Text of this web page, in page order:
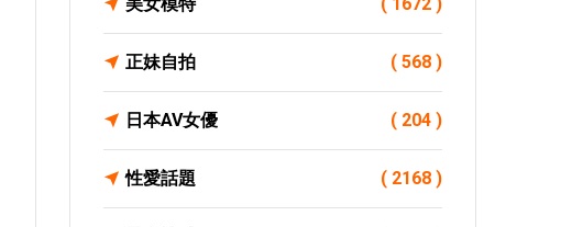
正妹自拍 ( 568 )
日本AV女優 ( 204 )
性愛話題 ( 2168 )